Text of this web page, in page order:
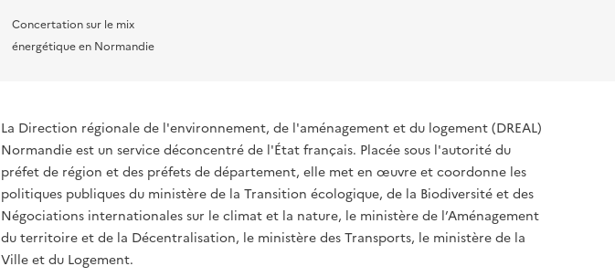
Concertation sur le mix
énergétique en Normandie
La Direction régionale de l'environnement, de l'aménagement et du logement (DREAL)
Normandie est un service déconcentré de l'État français. Placée sous l'autorité du
préfet de région et des préfets de département, elle met en œuvre et coordonne les
politiques publiques du ministère de la Transition écologique, de la Biodiversité et des
Négociations internationales sur le climat et la nature, le ministère de l’Aménagement
du territoire et de la Décentralisation, le ministère des Transports, le ministère de la
Ville et du Logement.